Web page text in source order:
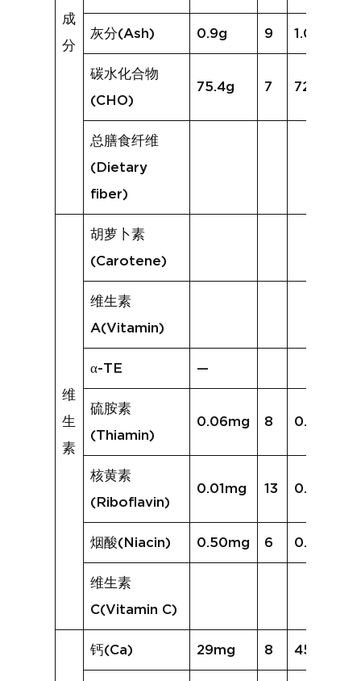
成
分
灰分(Ash) 0.9g 9 1.0g
碳水化合物
(CHO)
75.4g 7 72.0g
总膳食纤维
(Dietary
fiber)
维
生
素
胡萝卜素
(Carotene)
维生素
A(Vitamin)
α-TE —
硫胺素
(Thiamin)
0.06mg 8 0.06mg
核黄素
(Riboflavin)
0.01mg 13 0.13mg
烟酸(Niacin) 0.50mg 6 0.57mg
维生素
C(Vitamin C)
钙(Ca) 29mg 8 45mg